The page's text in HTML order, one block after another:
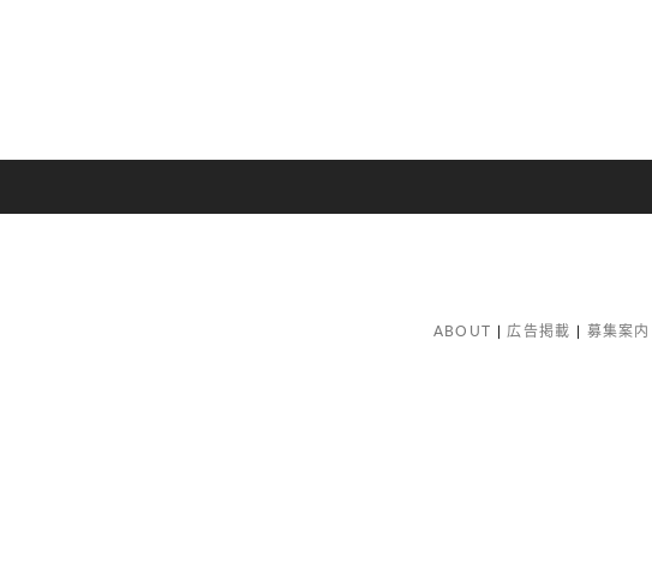
ABOUT 広告掲載 募集案内